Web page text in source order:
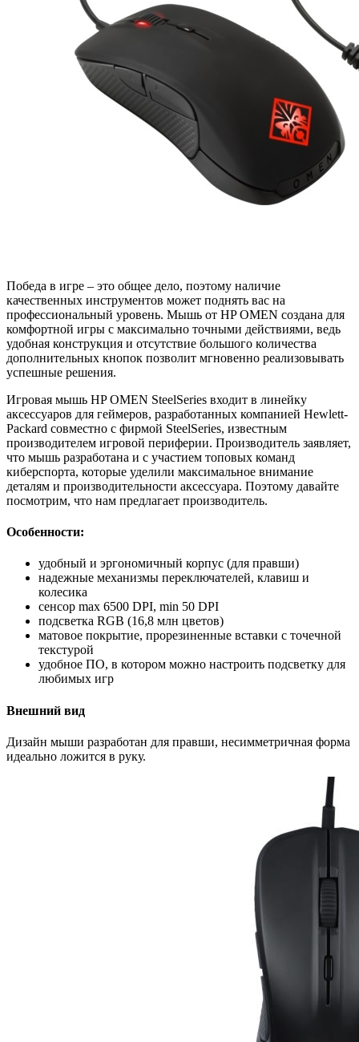
Победа в игре – это общее дело, поэтому наличие
качественных инструментов может поднять вас на
профессиональный уровень. Мышь от HP OMEN создана для
комфортной игры с максимально точными действиями, ведь
удобная конструкция и отсутствие большого количества
дополнительных кнопок позволит мгновенно реализовывать
успешные решения.
Игровая мышь HP OMEN SteelSeries входит в линейку
аксессуаров для геймеров, разработанных компанией Hewlett-
Packard совместно с фирмой SteelSeries, известным
производителем игровой периферии. Производитель заявляет,
что мышь разработана и с участием топовых команд
киберспорта, которые уделили максимальное внимание
деталям и производительности аксессуара. Поэтому давайте
посмотрим, что нам предлагает производитель.
Особенности:
удобный и эргономичный корпус (для правши)
надежные механизмы переключателей, клавиш и
колесика
сенсор max 6500 DPI, min 50 DPI
подсветка RGB (16,8 млн цветов)
матовое покрытие, прорезиненные вставки с точечной
текстурой
удобное ПО, в котором можно настроить подсветку для
любимых игр
Внешний вид
Дизайн мыши разработан для правши, несимметричная форма
идеально ложится в руку.